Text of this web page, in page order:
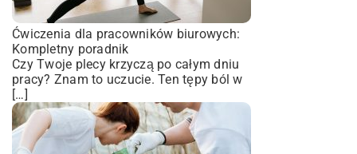
Ćwiczenia dla pracowników biurowych:
Kompletny poradnik
Czy Twoje plecy krzyczą po całym dniu
pracy? Znam to uczucie. Ten tępy ból w
[…]